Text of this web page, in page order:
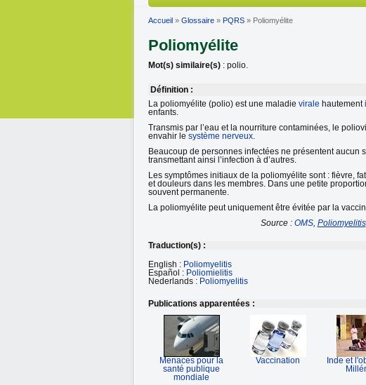
Accueil » Glossaire » PQRS » Poliomyélite
Poliomyélite
Mot(s) similaire(s) : polio.
Définition :
La poliomyélite (polio) est une maladie virale hautement
enfants.
Transmis par l’eau et la nourriture contaminées, le
envahir le système nerveux.
Beaucoup de personnes infectées ne présentent aucun
transmettant ainsi l’infection à d’autres.
Les symptômes initiaux de la poliomyélite sont : fièvre,
et douleurs dans les membres. Dans une petite
souvent permanente.
La poliomyélite peut uniquement être évitée par la
Source : OMS, Poliomyelitis
Traduction(s) :
English : Poliomyelitis
Español : Poliomielitis
Nederlands : Poliomyelitis
Publications apparentées :
Menaces pour la
santé publique
mondiale
Vaccination
Inde et